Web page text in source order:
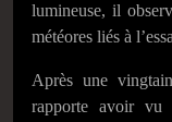
lumineuse, il
météores liés à
Après une
rapporte avoir vu